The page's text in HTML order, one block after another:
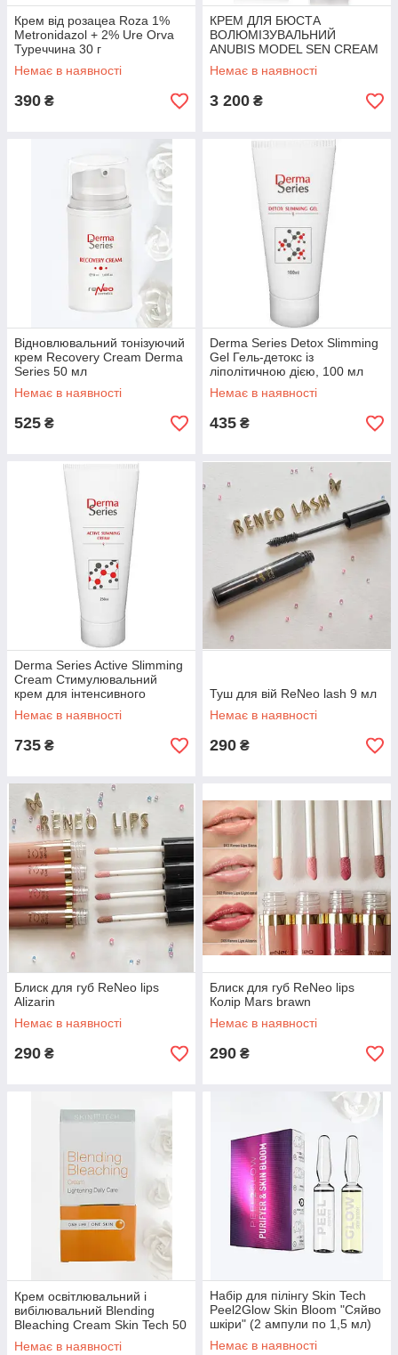
Крем від розацеа Roza 1%
Metronidazol + 2% Ure Orva
Туреччина 30 г
Немає в наявності
390 ₴
КРЕМ ДЛЯ БЮСТА
ВОЛЮМІЗУВАЛЬНИЙ
ANUBIS MODEL SEN CREAM
500 мл
Немає в наявності
3 200 ₴
Відновлювальний тонізуючий
крем Recovery Cream Derma
Series 50 мл
Немає в наявності
525 ₴
Derma Series Detox Slimming
Gel Гель-детокс із
ліполітичною дією, 100 мл
Немає в наявності
435 ₴
Derma Series Active Slimming
Cream Стимулювальний
крем для інтенсивного
схуднення, 250 мл
Немає в наявності
735 ₴
Туш для вій ReNeo lash 9 мл
Немає в наявності
290 ₴
Блиск для губ ReNeo lips
Alizarin
Немає в наявності
290 ₴
Блиск для губ ReNeo lips
Колір Mars brawn
Немає в наявності
290 ₴
Крем освітлювальний і
вибілювальний Blending
Bleaching Cream Skin Tech 50
мл
Немає в наявності
Набір для пілінгу Skin Tech
Peel2Glow Skin Bloom "Сяйво
шкіри" (2 ампули по 1,5 мл)
Немає в наявності